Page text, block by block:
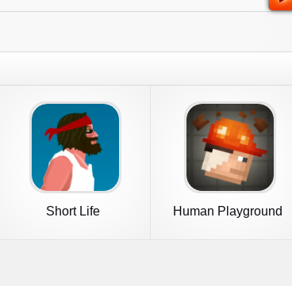
Short Life
Human Playground